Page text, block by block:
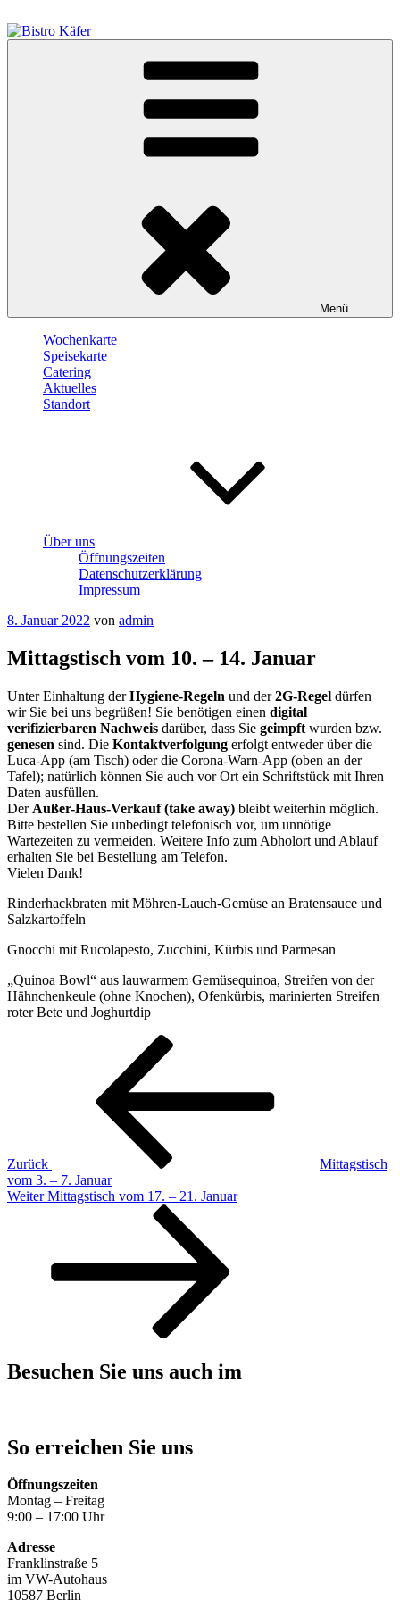
Inhalt
springen
Café – Bistro – Catering
Menü
Wochenkarte
Speisekarte
Catering
Aktuelles
Standort
Über uns
Öffnungszeiten
Datenschutzerklärung
Impressum
Veröffentlicht
8. Januar 2022 von admin
Mittagstisch vom 10. – 14. Januar
Unter Einhaltung derHygiene-Regeln und der2G-Regel dürfen
wir Sie bei uns begrüßen! Sie benötigen einen digital
verifizierbaren Nachweis darüber, dass Sie geimpft wurden bzw.
genesen sind. Die Kontaktverfolgung erfolgt entweder über die
Luca-App (am Tisch) oder die Corona-Warn-App (oben an der
Tafel); natürlich können Sie auch vor Ort ein Schriftstück mit Ihren
Daten ausfüllen.
Der Außer-Haus-Verkauf (take away) bleibt weiterhin möglich.
Bitte bestellen Sie unbedingt telefonisch vor, um unnötige
Wartezeiten zu vermeiden. Weitere Info zum Abholort und Ablauf
erhalten Sie bei Bestellung am Telefon.
Vielen Dank!
Rinderhackbraten mit Möhren-Lauch-Gemüse an Bratensauce und
Salzkartoffeln
Gnocchi mit Rucolapesto, Zucchini, Kürbis und Parmesan
„Quinoa Bowl“ aus lauwarmem Gemüsequinoa, Streifen von der
Hähnchenkeule (ohne Knochen), Ofenkürbis, marinierten Streifen
roter Bete und Joghurtdip
Beitragsnavigation
Zurück
Mittagstisch
vom 3. – 7. Januar
Nächster
Weiter Mittagstisch vom 17. – 21. Januar
Besuchen Sie uns auch im
So erreichen Sie uns
Öffnungszeiten
Montag – Freitag
9:00 – 17:00 Uhr
Adresse
Franklinstraße 5
im VW-Autohaus
10587 Berlin